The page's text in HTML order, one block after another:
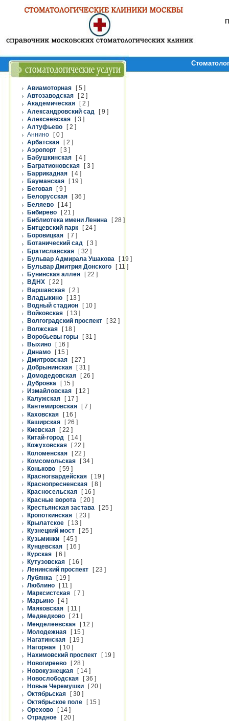
Авиамоторная
[ 5 ]
Автозаводская
[ 2 ]
Академическая
[ 2 ]
Александровский сад
[ 9 ]
Алексеевская
[ 3 ]
Алтуфьево
[ 2 ]
Аннино
[ 0 ]
Арбатская
[ 2 ]
Аэропорт
[ 3 ]
Бабушкинская
[ 4 ]
Багратионовская
[ 3 ]
Баррикадная
[ 4 ]
Бауманская
[ 19 ]
Беговая
[ 9 ]
Белорусская
[ 36 ]
Беляево
[ 14 ]
Бибирево
[ 21 ]
Библиотека имени Ленина
[ 28 ]
Битцевский парк
[ 24 ]
Боровицкая
[ 7 ]
Ботанический сад
[ 3 ]
Братиславская
[ 32 ]
Бульвар Адмирала Ушакова
[ 19 ]
Бульвар Дмитрия Донского
[ 11 ]
Бунинская аллея
[ 22 ]
ВДНХ
[ 22 ]
Варшавская
[ 2 ]
Владыкино
[ 13 ]
Водный стадион
[ 10 ]
Войковская
[ 13 ]
Волгоградский проспект
[ 32 ]
Волжская
[ 18 ]
Воробьевы горы
[ 31 ]
Выхино
[ 16 ]
Динамо
[ 15 ]
Дмитровская
[ 27 ]
Добрынинская
[ 31 ]
Домодедовская
[ 26 ]
Дубровка
[ 15 ]
Измайловская
[ 12 ]
Калужская
[ 17 ]
Кантемировская
[ 7 ]
Каховская
[ 16 ]
Каширская
[ 26 ]
Киевская
[ 22 ]
Китай-город
[ 14 ]
Кожуховская
[ 22 ]
Коломенская
[ 22 ]
Комсомольская
[ 34 ]
Коньково
[ 59 ]
Красногвардейская
[ 19 ]
Краснопресненская
[ 8 ]
Красносельская
[ 16 ]
Красные ворота
[ 20 ]
Крестьянская застава
[ 25 ]
Кропоткинская
[ 23 ]
Крылатское
[ 13 ]
Кузнецкий мост
[ 25 ]
Кузьминки
[ 45 ]
Кунцевская
[ 16 ]
Курская
[ 6 ]
Кутузовская
[ 16 ]
Ленинский проспект
[ 23 ]
Лубянка
[ 19 ]
Люблино
[ 11 ]
Марксистская
[ 7 ]
Марьино
[ 4 ]
Маяковская
[ 11 ]
Медведково
[ 21 ]
Менделеевская
[ 12 ]
Молодежная
[ 15 ]
Нагатинская
[ 19 ]
Нагорная
[ 10 ]
Нахимовский проспект
[ 19 ]
Новогиреево
[ 28 ]
Новокузнецкая
[ 14 ]
Новослободская
[ 36 ]
Новые Черемушки
[ 20 ]
Октябрьская
[ 30 ]
Октябрьское поле
[ 15 ]
Орехово
[ 14 ]
Отрадное
[ 20 ]